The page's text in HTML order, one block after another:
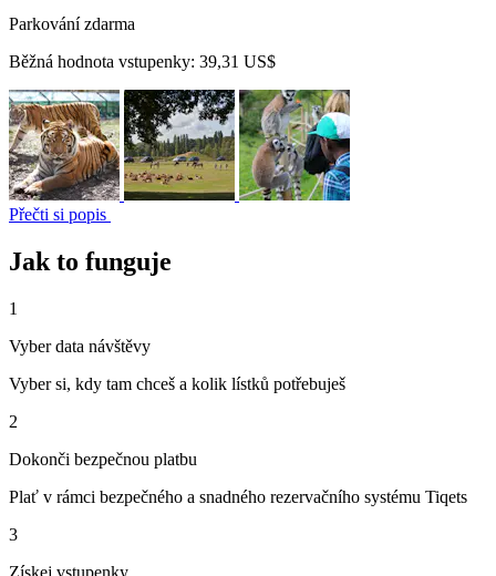
Parkování zdarma
Běžná hodnota vstupenky: 39,31 US$
Přečti si popis
Jak to funguje
1
Vyber data návštěvy
Vyber si, kdy tam chceš a kolik lístků potřebuješ
2
Dokonči bezpečnou platbu
Plať v rámci bezpečného a snadného rezervačního systému Tiqets
3
Získej vstupenky